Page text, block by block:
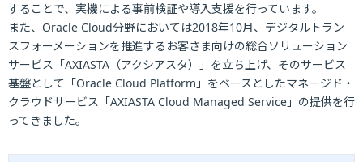
することで、実機による事前検証や導入支援を行っています。
また、Oracle Cloud分野においては2018年10月、デジタルトラン
スフォーメーションを推進するお客さま向けの総合ソリューション
サービス「AXIASTA（アクシアスタ）」を立ち上げ、そのサービス
基盤として「Oracle Cloud Platform」をベースとしたマネージド・
クラウドサービス「AXIASTA Cloud Managed Service」の提供を行
ってきました。